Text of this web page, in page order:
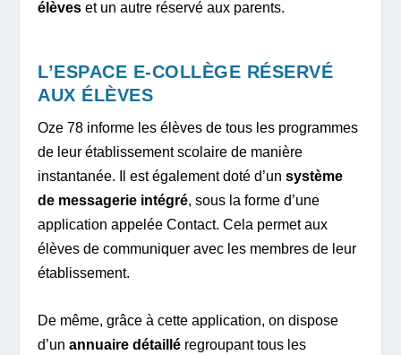
élèves et un autre réservé aux parents.
L’ESPACE E-COLLÈGE RÉSERVÉ
AUX ÉLÈVES
Oze 78 informe les élèves de tous les programmes
de leur établissement scolaire de manière
instantanée. Il est également doté d’unsystème
de messagerie intégré, sous la forme d’une
application appelée Contact. Cela permet aux
élèves de communiquer avec les membres de leur
établissement.
De même, grâce à cette application, on dispose
d’unannuaire détaillé regroupant tous les